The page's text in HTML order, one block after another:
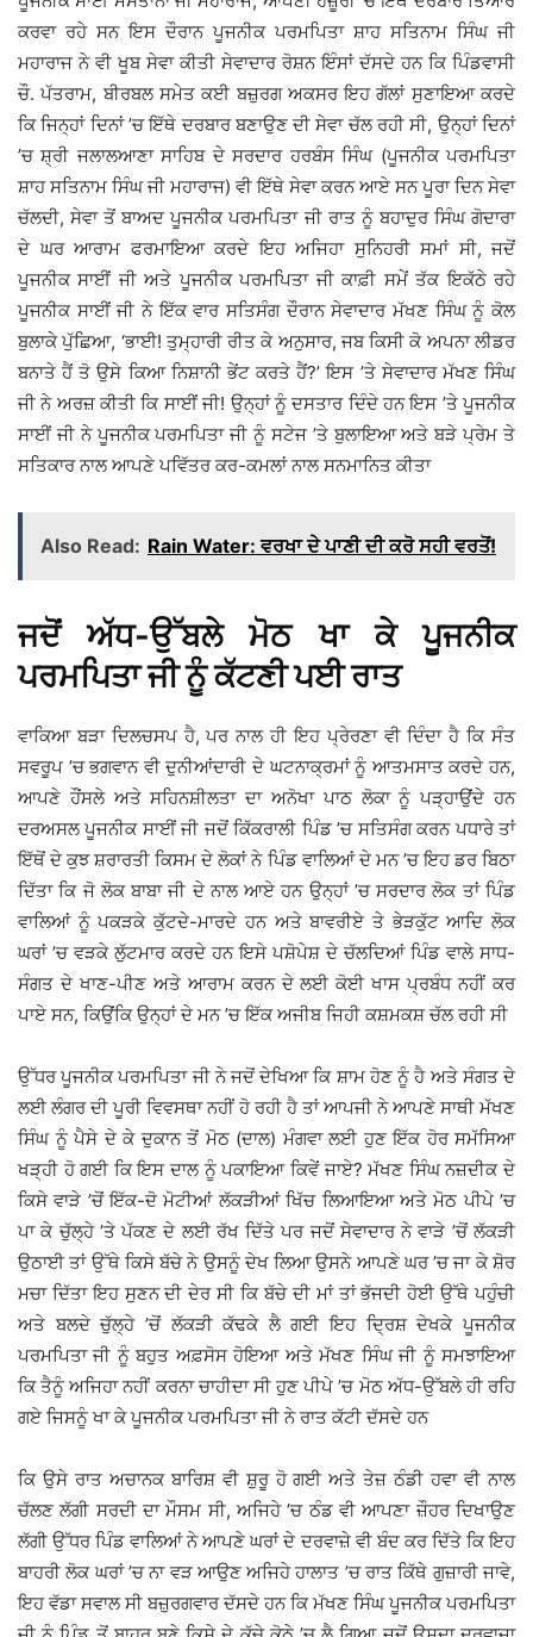
ਕਰਵਾ ਰਹੇ ਸਨ ਇਸ ਦੌਰਾਨ ਪੂਜਨੀਕ ਪਰਮਪਿਤਾ ਸ਼ਾਹ ਸਤਿਨਾਮ ਸਿੰਘ ਜੀ
ਮਹਾਰਾਜ ਨੇ ਵੀ ਖੂਬ ਸੇਵਾ ਕੀਤੀ ਸੇਵਾਦਾਰ ਰੋਸ਼ਨ ਇੰਸਾਂ ਦੱਸਦੇ ਹਨ ਕਿ ਪਿੰਡਵਾਸੀ
ਚੌ. ਪੱਤਰਾਮ, ਬੀਰਬਲ ਸਮੇਤ ਕਈ ਬਜ਼ੁਰਗ ਅਕਸਰ ਇਹ ਗੱਲਾਂ ਸੁਣਾਇਆ ਕਰਦੇ
ਕਿ ਜਿਨ੍ਹਾਂ ਦਿਨਾਂ ’ਚ ਇੱਥੇ ਦਰਬਾਰ ਬਣਾਉਣ ਦੀ ਸੇਵਾ ਚੱਲ ਰਹੀ ਸੀ, ਉਨ੍ਹਾਂ ਦਿਨਾਂ
’ਚ ਸ਼੍ਰੀ ਜਲਾਲਆਣਾ ਸਾਹਿਬ ਦੇ ਸਰਦਾਰ ਹਰਬੰਸ ਸਿੰਘ (ਪੂਜਨੀਕ ਪਰਮਪਿਤਾ
ਸ਼ਾਹ ਸਤਿਨਾਮ ਸਿੰਘ ਜੀ ਮਹਾਰਾਜ) ਵੀ ਇੱਥੇ ਸੇਵਾ ਕਰਨ ਆਏ ਸਨ ਪੂਰਾ ਦਿਨ ਸੇਵਾ
ਚੱਲਦੀ, ਸੇਵਾ ਤੋਂ ਬਾਅਦ ਪੂਜਨੀਕ ਪਰਮਪਿਤਾ ਜੀ ਰਾਤ ਨੂੰ ਬਹਾਦੁਰ ਸਿੰਘ ਗੋਦਾਰਾ
ਦੇ ਘਰ ਆਰਾਮ ਫਰਮਾਇਆ ਕਰਦੇ ਇਹ ਅਜਿਹਾ ਸੁਨਿਹਰੀ ਸਮਾਂ ਸੀ, ਜਦੋਂ
ਪੂਜਨੀਕ ਸਾਈਂ ਜੀ ਅਤੇ ਪੂਜਨੀਕ ਪਰਮਪਿਤਾ ਜੀ ਕਾਫ਼ੀ ਸਮੇਂ ਤੱਕ ਇਕੱਠੇ ਰਹੇ
ਪੂਜਨੀਕ ਸਾਈਂ ਜੀ ਨੇ ਇੱਕ ਵਾਰ ਸਤਿਸੰਗ ਦੌਰਾਨ ਸੇਵਾਦਾਰ ਮੱਖਣ ਸਿੰਘ ਨੂੰ ਕੋਲ
ਬੁਲਾਕੇ ਪੁੱਛਿਆ, ‘ਭਾਈ! ਤੁਮ੍ਹਾਰੀ ਰੀਤ ਕੇ ਅਨੁਸਾਰ, ਜਬ ਕਿਸੀ ਕੋ ਅਪਨਾ ਲੀਡਰ
ਬਨਾਤੇ ਹੈਂ ਤੋ ਉਸੇ ਕਿਆ ਨਿਸ਼ਾਨੀ ਭੇਂਟ ਕਰਤੇ ਹੈਂ?’ ਇਸ ’ਤੇ ਸੇਵਾਦਾਰ ਮੱਖਣ ਸਿੰਘ
ਜੀ ਨੇ ਅਰਜ਼ ਕੀਤੀ ਕਿ ਸਾਈਂ ਜੀ! ਉਨ੍ਹਾਂ ਨੂੰ ਦਸਤਾਰ ਦਿੰਦੇ ਹਨ ਇਸ ’ਤੇ ਪੂਜਨੀਕ
ਸਾਈਂ ਜੀ ਨੇ ਪੂਜਨੀਕ ਪਰਮਪਿਤਾ ਜੀ ਨੂੰ ਸਟੇਜ ’ਤੇ ਬੁਲਾਇਆ ਅਤੇ ਬੜੇ ਪ੍ਰੇਮ ਤੇ
ਸਤਿਕਾਰ ਨਾਲ ਆਪਣੇ ਪਵਿੱਤਰ ਕਰ-ਕਮਲਾਂ ਨਾਲ ਸਨਮਾਨਿਤ ਕੀਤਾ
Also Read: Rain Water: ਵਰਖਾ ਦੇ ਪਾਣੀ ਦੀ ਕਰੋ ਸਹੀ ਵਰਤੋਂ!
ਜਦੋਂ ਅੱਧ-ਉੱਬਲੇ ਮੋਠ ਖਾ ਕੇ ਪੂਜਨੀਕ
ਪਰਮਪਿਤਾ ਜੀ ਨੂੰ ਕੱਟਣੀ ਪਈ ਰਾਤ
ਵਾਕਿਆ ਬੜਾ ਦਿਲਚਸਪ ਹੈ, ਪਰ ਨਾਲ ਹੀ ਇਹ ਪ੍ਰੇਰਣਾ ਵੀ ਦਿੰਦਾ ਹੈ ਕਿ ਸੰਤ
ਸਵਰੂਪ ’ਚ ਭਗਵਾਨ ਵੀ ਦੁਨੀਆਂਦਾਰੀ ਦੇ ਘਟਨਾਕ੍ਰਮਾਂ ਨੂੰ ਆਤਮਸਾਤ ਕਰਦੇ ਹਨ,
ਆਪਣੇ ਹੌਂਸਲੇ ਅਤੇ ਸਹਿਨਸ਼ੀਲਤਾ ਦਾ ਅਨੋਖਾ ਪਾਠ ਲੋਕਾ ਨੂੰ ਪੜ੍ਹਾਉਂਦੇ ਹਨ
ਦਰਅਸਲ ਪੂਜਨੀਕ ਸਾਈਂ ਜੀ ਜਦੋਂ ਕਿੱਕਰਾਲੀ ਪਿੰਡ ’ਚ ਸਤਿਸੰਗ ਕਰਨ ਪਧਾਰੇ ਤਾਂ
ਇੱਥੋਂ ਦੇ ਕੁਝ ਸ਼ਰਾਰਤੀ ਕਿਸਮ ਦੇ ਲੋਕਾਂ ਨੇ ਪਿੰਡ ਵਾਲਿਆਂ ਦੇ ਮਨ ’ਚ ਇਹ ਡਰ ਬਿਠਾ
ਦਿੱਤਾ ਕਿ ਜੋ ਲੋਕ ਬਾਬਾ ਜੀ ਦੇ ਨਾਲ ਆਏ ਹਨ ਉਨ੍ਹਾਂ ’ਚ ਸਰਦਾਰ ਲੋਕ ਤਾਂ ਪਿੰਡ
ਵਾਲਿਆਂ ਨੂੰ ਪਕੜਕੇ ਕੁੱਟਦੇ-ਮਾਰਦੇ ਹਨ ਅਤੇ ਬਾਵਰੀਏ ਤੇ ਭੇੜਕੁੱਟ ਆਦਿ ਲੋਕ
ਘਰਾਂ ’ਚ ਵੜਕੇ ਲੁੱਟਮਾਰ ਕਰਦੇ ਹਨ ਇਸੇ ਪਸ਼ੋਪੇਸ਼ ਦੇ ਚੱਲਦਿਆਂ ਪਿੰਡ ਵਾਲੇ ਸਾਧ-
ਸੰਗਤ ਦੇ ਖਾਣ-ਪੀਣ ਅਤੇ ਆਰਾਮ ਕਰਨ ਦੇ ਲਈ ਕੋਈ ਖਾਸ ਪ੍ਰਬੰਧ ਨਹੀਂ ਕਰ
ਪਾਏ ਸਨ, ਕਿਉਂਕਿ ਉਨ੍ਹਾਂ ਦੇ ਮਨ ’ਚ ਇੱਕ ਅਜੀਬ ਜਿਹੀ ਕਸ਼ਮਕਸ਼ ਚੱਲ ਰਹੀ ਸੀ
ਉੱਧਰ ਪੂਜਨੀਕ ਪਰਮਪਿਤਾ ਜੀ ਨੇ ਜਦੋਂ ਦੇਖਿਆ ਕਿ ਸ਼ਾਮ ਹੋਣ ਨੂੰ ਹੈ ਅਤੇ ਸੰਗਤ ਦੇ
ਲਈ ਲੰਗਰ ਦੀ ਪੂਰੀ ਵਿਵਸਥਾ ਨਹੀਂ ਹੋ ਰਹੀ ਹੈ ਤਾਂ ਆਪਜੀ ਨੇ ਆਪਣੇ ਸਾਥੀ ਮੱਖਣ
ਸਿੰਘ ਨੂੰ ਪੈਸੇ ਦੇ ਕੇ ਦੁਕਾਨ ਤੋਂ ਮੋਠ (ਦਾਲ) ਮੰਗਵਾ ਲਈ ਹੁਣ ਇੱਕ ਹੋਰ ਸਮੱਸਿਆ
ਖੜ੍ਹੀ ਹੋ ਗਈ ਕਿ ਇਸ ਦਾਲ ਨੂੰ ਪਕਾਇਆ ਕਿਵੇਂ ਜਾਏ? ਮੱਖਣ ਸਿੰਘ ਨਜ਼ਦੀਕ ਦੇ
ਕਿਸੇ ਵਾੜੇ ’ਚੋਂ ਇੱਕ-ਦੋ ਮੋਟੀਆਂ ਲੱਕੜੀਆਂ ਖਿੱਚ ਲਿਆਇਆ ਅਤੇ ਮੋਠ ਪੀਪੇ ’ਚ
ਪਾ ਕੇ ਚੁੱਲ੍ਹੇ ’ਤੇ ਪੱਕਣ ਦੇ ਲਈ ਰੱਖ ਦਿੱਤੇ ਪਰ ਜਦੋਂ ਸੇਵਾਦਾਰ ਨੇ ਵਾੜੇ ’ਚੋਂ ਲੱਕੜੀ
ਉਠਾਈ ਤਾਂ ਉੱਥੇ ਕਿਸੇ ਬੱਚੇ ਨੇ ਉਸਨੂੰ ਦੇਖ ਲਿਆ ਉਸਨੇ ਆਪਣੇ ਘਰ ’ਚ ਜਾ ਕੇ ਸ਼ੋਰ
ਮਚਾ ਦਿੱਤਾ ਇਹ ਸੁਣਨ ਦੀ ਦੇਰ ਸੀ ਕਿ ਬੱਚੇ ਦੀ ਮਾਂ ਤਾਂ ਭੱਜਦੀ ਹੋਈ ਉੱਥੇ ਪਹੁੰਚੀ
ਅਤੇ ਬਲਦੇ ਚੁੱਲ੍ਹੇ ’ਚੋਂ ਲੱਕੜੀ ਕੱਢਕੇ ਲੈ ਗਈ ਇਹ ਦ੍ਰਿਸ਼ ਦੇਖਕੇ ਪੂਜਨੀਕ
ਪਰਮਪਿਤਾ ਜੀ ਨੂੰ ਬਹੁਤ ਅਫ਼ਸੋਸ ਹੋਇਆ ਅਤੇ ਮੱਖਣ ਸਿੰਘ ਜੀ ਨੂੰ ਸਮਝਾਇਆ
ਕਿ ਤੈਨੂੰ ਅਜਿਹਾ ਨਹੀਂ ਕਰਨਾ ਚਾਹੀਦਾ ਸੀ ਹੁਣ ਪੀਪੇ ’ਚ ਮੋਠ ਅੱਧ-ਉੱਬਲੇ ਹੀ ਰਹਿ
ਗਏ ਜਿਸਨੂੰ ਖਾ ਕੇ ਪੂਜਨੀਕ ਪਰਮਪਿਤਾ ਜੀ ਨੇ ਰਾਤ ਕੱਟੀ ਦੱਸਦੇ ਹਨ
ਕਿ ਉਸੇ ਰਾਤ ਅਚਾਨਕ ਬਾਰਿਸ਼ ਵੀ ਸ਼ੁਰੂ ਹੋ ਗਈ ਅਤੇ ਤੇਜ਼ ਠੰਡੀ ਹਵਾ ਵੀ ਨਾਲ
ਚੱਲਣ ਲੱਗੀ ਸਰਦੀ ਦਾ ਮੌਸਮ ਸੀ, ਅਜਿਹੇ ’ਚ ਠੰਡ ਵੀ ਆਪਣਾ ਜ਼ੌਹਰ ਦਿਖਾਉਣ
ਲੱਗੀ ਉੱਧਰ ਪਿੰਡ ਵਾਲਿਆਂ ਨੇ ਆਪਣੇ ਘਰਾਂ ਦੇ ਦਰਵਾਜ਼ੇ ਵੀ ਬੰਦ ਕਰ ਦਿੱਤੇ ਕਿ ਇਹ
ਬਾਹਰੀ ਲੋਕ ਘਰਾਂ ’ਚ ਨਾ ਵੜ ਆਉਣ ਅਜਿਹੇ ਹਾਲਾਤ ’ਚ ਰਾਤ ਕਿੱਥੇ ਗੁਜ਼ਾਰੀ ਜਾਵੇ,
ਇਹ ਵੱਡਾ ਸਵਾਲ ਸੀ ਬਜ਼ੁਰਗਵਾਰ ਦੱਸਦੇ ਹਨ ਕਿ ਮੱਖਣ ਸਿੰਘ ਪੂਜਨੀਕ ਪਰਮਪਿਤਾ